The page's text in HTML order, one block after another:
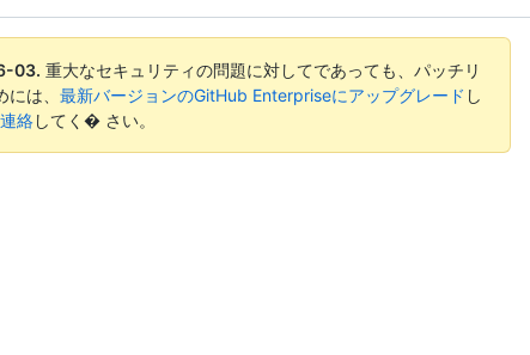
Docs
03. 重大なセキュリティの問題に対してであっても、パッチリ
は、 最新バージョンのGitHub Enterpriseにアップグレード し
絡してく� さい。